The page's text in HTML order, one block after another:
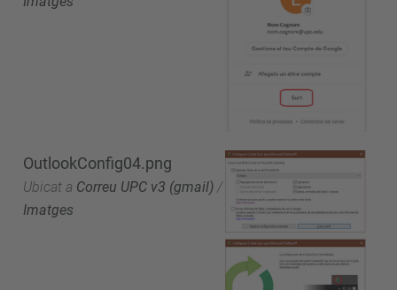
OutlookConfig04.png
Ubicat a Correu UPC v3 (gmail) /
Imatges